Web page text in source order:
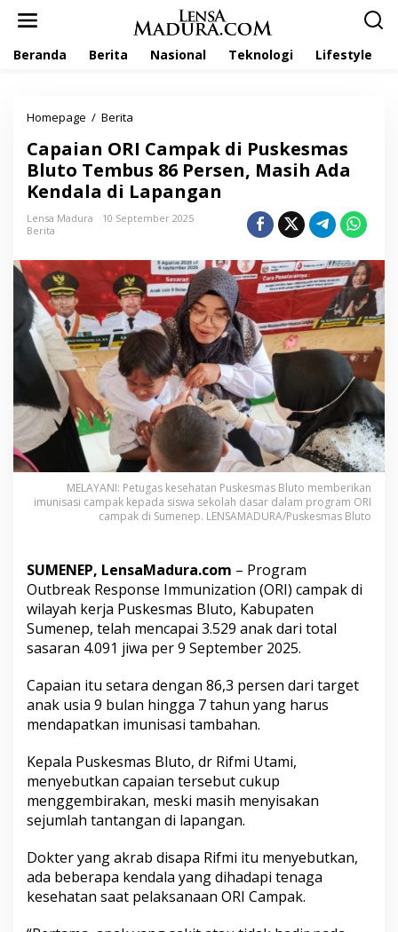
Beranda Berita Nasional Teknologi Lifestyle
Homepage / Berita
a
i
a
n
I
C
a
m
p
d
i
P
u
s
k
e
s
m
a
l
u
t
o
T
e
u
s
8
P
e
r
s
e
,
M
a
s
Capaian ORI Campak di Puskesmas
Bluto Tembus 86 Persen, Masih Ada
Kendala di Lapangan
Lensa Madura
10 September 2025
Berita
MELAYANI: Petugas kesehatan Puskesmas Bluto memberikan
imunisasi campak kepada siswa sekolah dasar dalam program ORI
campak di Sumenep. LENSAMADURA/Puskesmas Bluto
SUMENEP, LensaMadura.com – Program
Outbreak Response Immunization (ORI) campak di
wilayah kerja Puskesmas Bluto, Kabupaten
Sumenep, telah mencapai 3.529 anak dari total
sasaran 4.091 jiwa per 9 September 2025.
Capaian itu setara dengan 86,3 persen dari target
anak usia 9 bulan hingga 7 tahun yang harus
mendapatkan imunisasi tambahan.
Kepala Puskesmas Bluto, dr Rifmi Utami,
menyebutkan capaian tersebut cukup
menggembirakan, meski masih menyisakan
sejumlah tantangan di lapangan.
Dokter yang akrab disapa Rifmi itu menyebutkan,
ada beberapa kendala yang dihadapi tenaga
kesehatan saat pelaksanaan ORI Campak.